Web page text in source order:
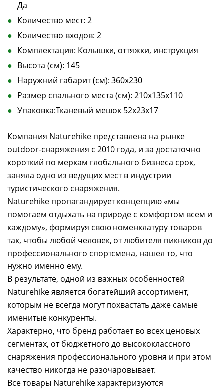
Да
Количество мест: 2
Количество входов: 2
Комплектация: Колышки, оттяжки, инструкция
Высота (см): 145
Наружний габарит (см): 360х230
Размер спального места (см): 210х135х110
Упаковка:Тканевый мешок 52х23х17
Компания Naturehike представлена на рынке
outdoor-снаряжения с 2010 года, и за достаточно
короткий по меркам глобального бизнеса срок,
заняла одно из ведущих мест в индустрии
туристического снаряжения.
Naturehike пропагандирует концепцию «мы
помогаем отдыхать на природе с комфортом всем и
каждому», формируя свою номенклатуру товаров
так, чтобы любой человек, от любителя пикников до
профессионального спортсмена, нашел то, что
нужно именно ему.
В результате, одной из важных особенностей
Naturehike является богатейший ассортимент,
которым не всегда могут похвастать даже самые
именитые конкуренты.
Характерно, что бренд работает во всех ценовых
сегментах, от бюджетного до высококлассного
снаряжения профессионального уровня и при этом
качество никогда не разочаровывает.
Все товары Naturehike характеризуются